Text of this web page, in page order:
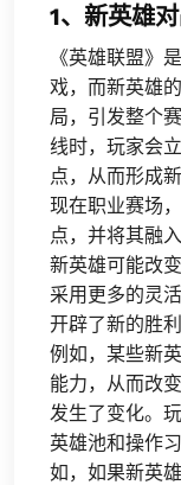
1、新英雄
《英雄联盟》
戏，而新英雄
局，引发整个
线时，玩家会
点，从而形成
现在职业赛场
点，并将其融
新英雄可能改
采用更多的灵
开辟了新的胜
例如，某些新
能力，从而改
发生了变化。
英雄池和操作
如，如果新英